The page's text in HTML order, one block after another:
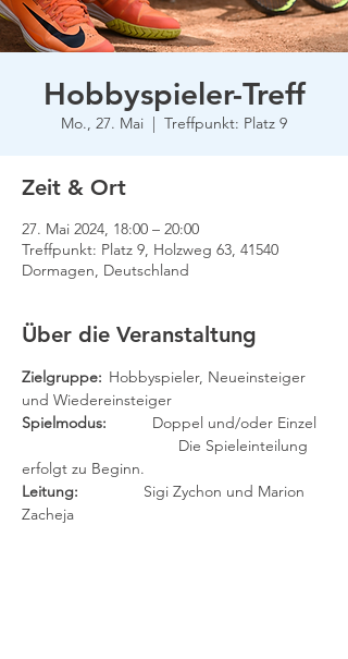
Hobbyspieler-Treff
Mo., 27. Mai
  |
Treffpunkt: Platz 9
Zeit & Ort
27. Mai 2024, 18:00 – 20:00
Treffpunkt: Platz 9, Holzweg 63, 41540
Dormagen, Deutschland
Über die Veranstaltung
Zielgruppe:
und Wiedereinsteiger
Spielmodus:
Doppel und/oder Einzel
erfolgt zu Beginn.
Sigi Zychon und Marion
Zacheja